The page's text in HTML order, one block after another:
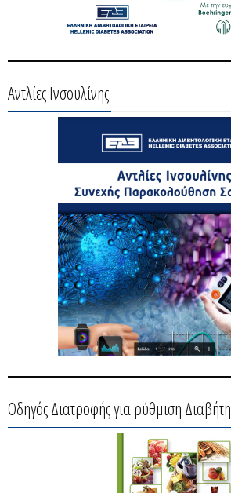
Αντλίες Ινσουλίνης
Οδηγός Διατροφής για ρύθμιση Διαβήτη